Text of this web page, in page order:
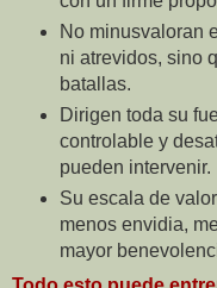
No minusvaloran
ni atrevidos, sino
batallas.
Dirigen toda su
controlable y
pueden intervenir.
Su escala de
menos envidia,
mayor